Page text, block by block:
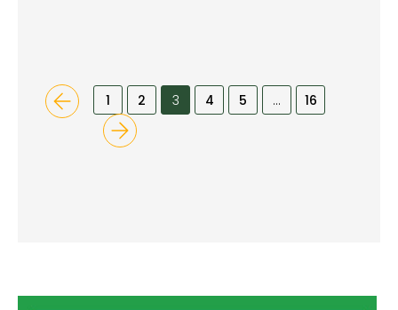
1 2 3 4 5 … 16